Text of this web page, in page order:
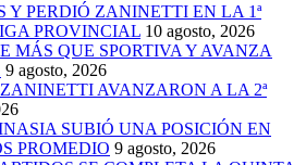
Y PERDIÓ ZANINETTI EN LA 1ª
PROVINCIAL 10 agosto, 2026
MÁS QUE SPORTIVA Y AVANZA
9 agosto, 2026
AVANZARON A LA 2ª
SUBIÓ UNA POSICIÓN EN
PROMEDIO 9 agosto, 2026